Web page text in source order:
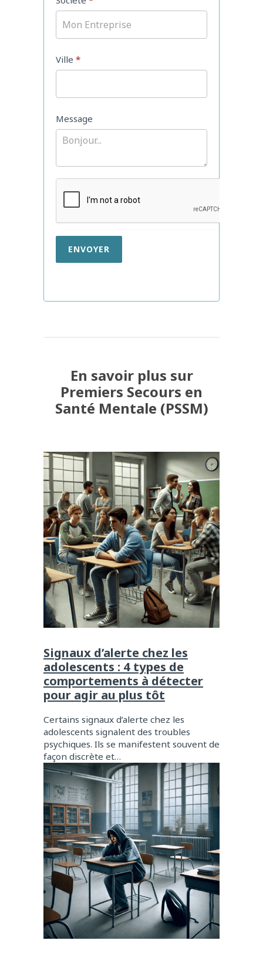
Ville *
Message
ENVOYER
En savoir plus sur
Premiers Secours en
Santé Mentale (PSSM)
Signaux d’alerte chez les
adolescents : 4 types de
comportements à détecter
pour agir au plus tôt
Certains signaux d’alerte chez les
adolescents signalent des troubles
psychiques. Ils se manifestent souvent de
façon discrète et…